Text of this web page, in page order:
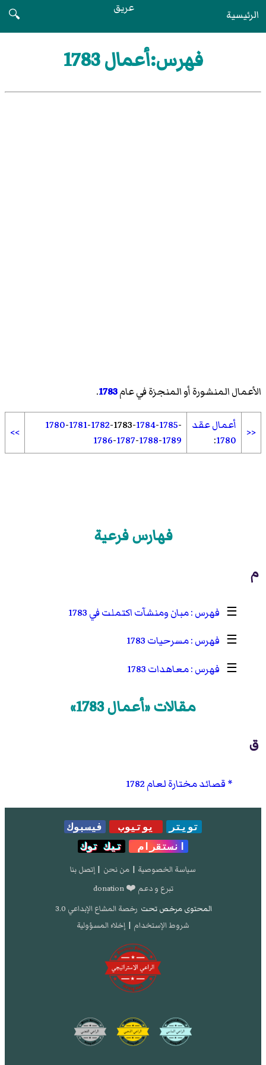
الرئيسية عريق
🔍
فهرس:أعمال 1783
الأعمال المنشورة أو المنجزة في عام1783
.
<<
أعمال عقد
1780
:
1780-1781-1782-1783-1784-1785-
1786-1787-1788-1789
>>
فهارس فرعية
م
☰
مبان ومنشآت اكتملت في 1783
☰
مسرحيات 1783
☰
معاهدات 1783
مقالات «أعمال 1783»
ق
قصائد مختارة لعام 1782
تويتر يوتيوب
فيسبوك
انستقرام
تيك توك
سياسة الخصوصية | من نحن | إتصل بنا
تبرع و دعم ❤️ donation
المحتوى مرخص تحت رخصة المشاع الإبداعي 3.0
شروط الإستخدام | إخلاء المسؤولية